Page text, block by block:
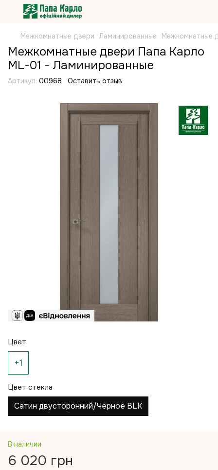
Межкомнатные двери Ламинированные Межкомнатные
Межкомнатные двери Папа Карло
ML-01 - Ламинированные
Артикул: 00968 Оставить отзыв
Цвет
+1
Цвет стекла
Сатин двусторонний/Черное BLK
В наличии
6 020 грн